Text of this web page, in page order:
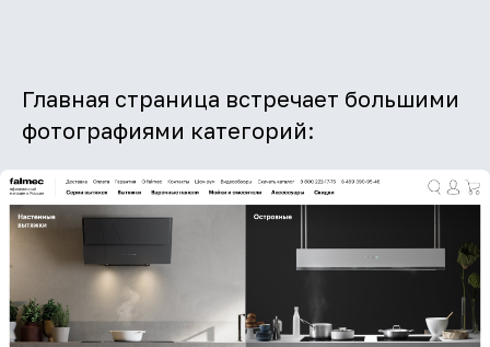
Главная страница встречает большими
фотографиями категорий: